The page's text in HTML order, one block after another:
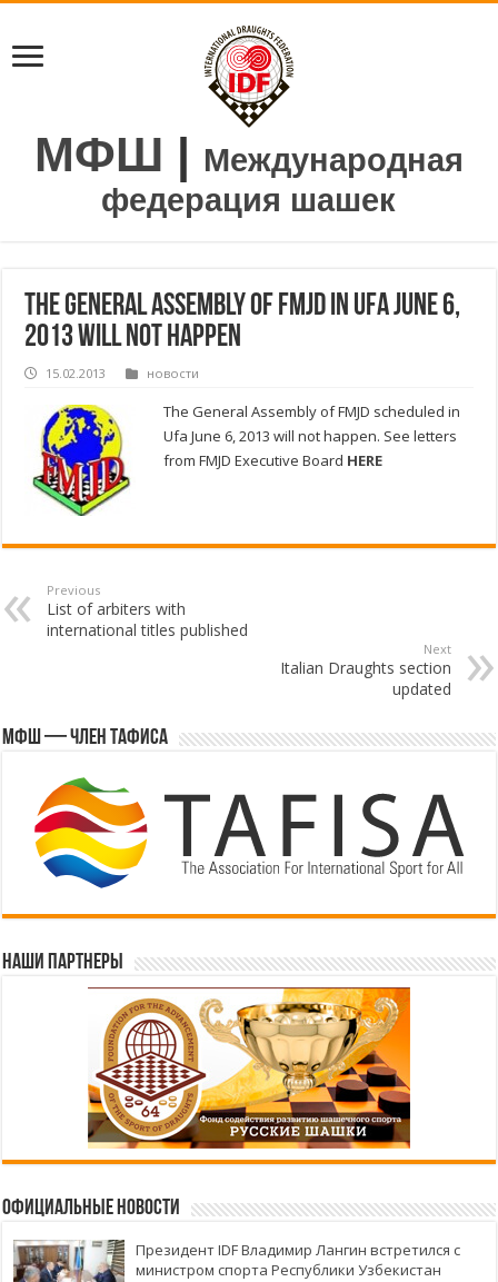
МФШ | Международная
федерация шашек
The General Assembly of FMJD in Ufa June 6,
2013 will not happen
15.02.2013 новости
The General Assembly of FMJD scheduled in
Ufa June 6, 2013 will not happen. See letters
from FMJD Executive Board HERE
Previous
List of arbiters with
international titles published
Next
Italian Draughts section
updated
МФШ — член ТАФИСА
Наши партнеры
Официальные новости
Президент IDF Владимир Лангин встретился с
министром спорта Республики Узбекистан